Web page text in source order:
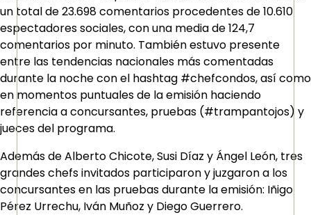
un total de 23.698 comentarios procedentes de 10.610
espectadores sociales, con una media de 124,7
comentarios por minuto. También estuvo presente
entre las tendencias nacionales más comentadas
durante la noche con el hashtag #chefcondos, así como
en momentos puntuales de la emisión haciendo
referencia a concursantes, pruebas (#trampantojos) y
jueces del programa.
Además de Alberto Chicote, Susi Díaz y Ángel León, tres
grandes chefs invitados participaron y juzgaron a los
concursantes en las pruebas durante la emisión: Iñigo
Pérez Urrechu, Iván Muñoz y Diego Guerrero.